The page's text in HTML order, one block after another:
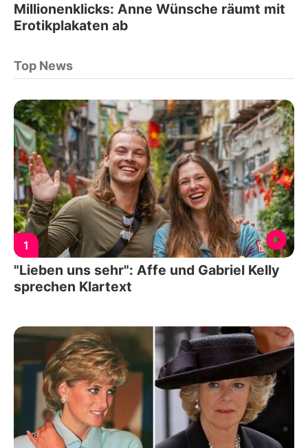
Millionenklicks: Anne Wünsche räumt mit
Erotikplakaten ab
Top News
1
"Lieben uns sehr": Affe und Gabriel Kelly
sprechen Klartext